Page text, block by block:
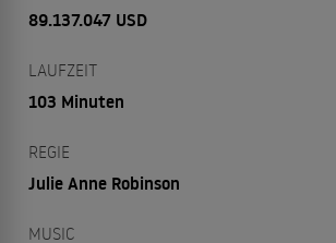
89.137.047 USD
LAUFZEIT
103 Minuten
REGIE
Julie Anne Robinson
MUSIC